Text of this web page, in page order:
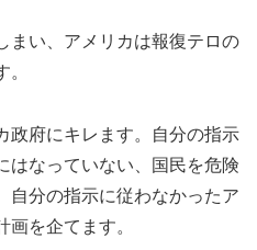
まい、アメリカは報復テロの
政府にキレます。自分の指示
はなっていない、国民を危険
自分の指示に従わなかったア
画を企てます。